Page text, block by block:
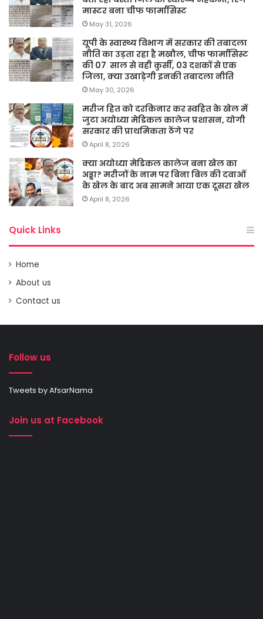
मास्टर बना चीफ फार्मासिस्ट
May 31, 2026
यूपी के स्वास्थ्य विभाग में सरकार की तबादला
नीति का उड़ता रहा है मखौल, चीफ फार्मासिस्ट
की 07 साल से वही कुर्सी, 03 दशकों से एक
जिला, क्या उखाड़ेगी इनकी तबादला नीति
May 30, 2026
मरीज हित को दरकिनार कर स्वहित के खेल में
जुटा अयोध्या मेडिकल कालेज प्रशासन, योगी
सरकार की प्राथमिकता ठेंगे पर
April 8, 2026
क्या अयोध्या मेडिकल कालेज बना खेल का
अड्डा? मरीजों के नाम पर बिना बिल की दवाओं
के खेल के बाद अब सामने आया एक दूसरा खेल
April 8, 2026
Quick Links
Home
About us
Contact us
Follow us
Tweets by AfsarNama
Join us at Facebook